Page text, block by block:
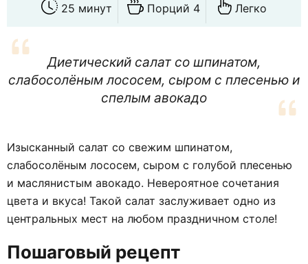
25 минут Порций 4 Легко
Диетический салат со шпинатом,
слабосолёным лососем, сыром с плесенью и
спелым авокадо
Изысканный салат со свежим шпинатом,
слабосолёным лососем, сыром с голубой плесенью
и маслянистым авокадо. Невероятное сочетания
цвета и вкуса! Такой салат заслуживает одно из
центральных мест на любом праздничном столе!
Пошаговый рецепт